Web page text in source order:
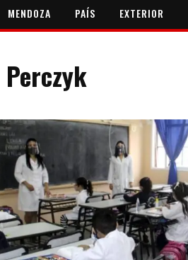
MENDOZA PAÍS EXTERIOR